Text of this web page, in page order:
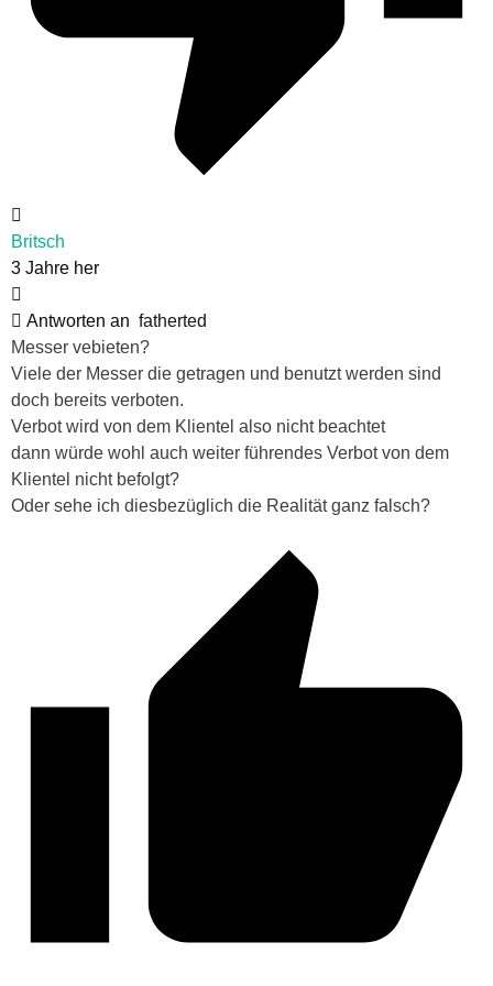
Britsch
3 Jahre her
Antworten an fatherted
Messer vebieten?
Viele der Messer die getragen und benutzt werden sind
doch bereits verboten.
Verbot wird von dem Klientel also nicht beachtet
dann würde wohl auch weiter führendes Verbot von dem
Klientel nicht befolgt?
Oder sehe ich diesbezüglich die Realität ganz falsch?